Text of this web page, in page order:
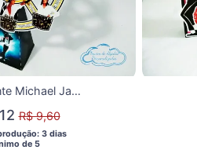
Roda gigante Michael Jackson
R$ 9,60
3 dias
de 5